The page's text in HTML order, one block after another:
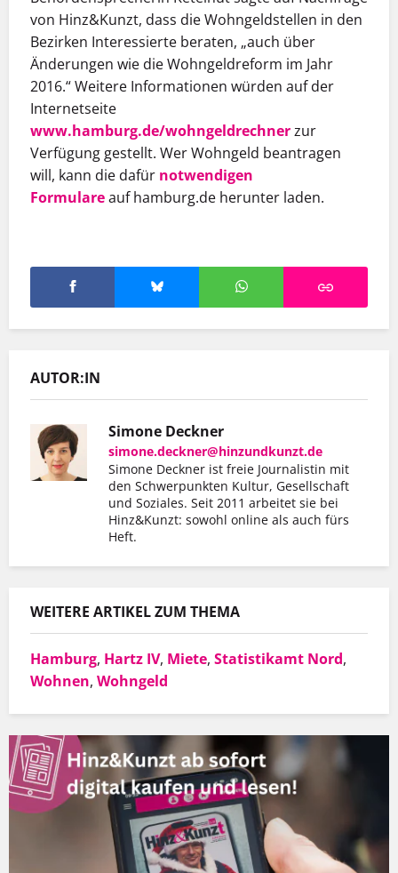
von Hinz&Kunzt, dass die Wohngeldstellen in den
Bezirken Interessierte beraten, „auch über
Änderungen wie die Wohngeldreform im Jahr
2016.“ Weitere Informationen würden auf der
Internetseite
www.hamburg.de/wohngeldrechnerzur
Verfügung gestellt. Wer Wohngeld beantragen
will, kann die dafür notwendigen
Formulareauf hamburg.de herunter laden.
AUTOR:IN
Simone Deckner
simone.deckner@hinzundkunzt.de
Simone Deckner ist freie Journalistin mit
den Schwerpunkten Kultur, Gesellschaft
und Soziales. Seit 2011 arbeitet sie bei
Hinz&Kunzt: sowohl online als auch fürs
Heft.
WEITERE ARTIKEL ZUM THEMA
Hamburg, Hartz IV, Miete, Statistikamt Nord,
Wohnen, Wohngeld